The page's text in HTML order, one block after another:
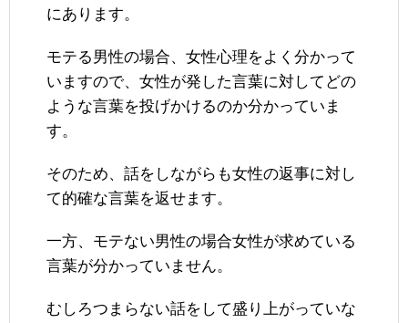
にあります。
モテる男性の場合、女性心理をよく分かって
いますので、女性が発した言葉に対してどの
ような言葉を投げかけるのか分かっていま
す。
そのため、話をしながらも女性の返事に対し
て的確な言葉を返せます。
一方、モテない男性の場合女性が求めている
言葉が分かっていません。
むしろつまらない話をして盛り上がっていな